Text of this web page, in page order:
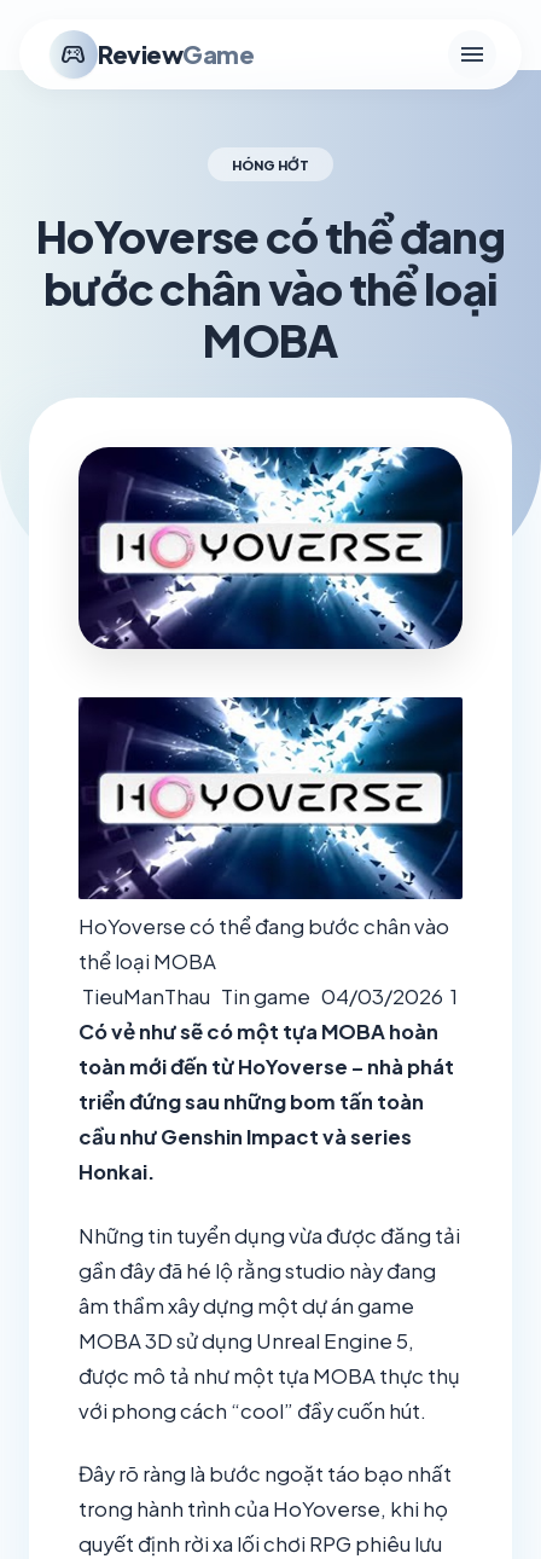
stadia_controller ReviewGame menu
HÓNG HỚT
HoYoverse có thể đang
bước chân vào thể loại
MOBA
HoYoverse có thể đang bước chân vào
thể loại MOBA
TieuManThau Tin game 04/03/2026 1
Có vẻ như sẽ có một tựa MOBA hoàn
toàn mới đến từ HoYoverse – nhà phát
triển đứng sau những bom tấn toàn
cầu như Genshin Impact và series
Honkai.
Những tin tuyển dụng vừa được đăng tải
gần đây đã hé lộ rằng studio này đang
âm thầm xây dựng một dự án game
MOBA 3D sử dụng Unreal Engine 5,
được mô tả như một tựa MOBA thực thụ
với phong cách “cool” đầy cuốn hút.
Đây rõ ràng là bước ngoặt táo bạo nhất
trong hành trình của HoYoverse, khi họ
quyết định rời xa lối chơi RPG phiêu lưu